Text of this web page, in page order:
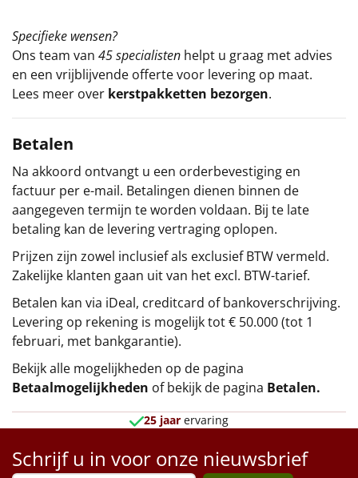
Specifieke wensen?
Ons team van 45 specialisten helpt u graag met advies
en een vrijblijvende offerte voor levering op maat.
Lees meer over kerstpakketten bezorgen.
Betalen
Na akkoord ontvangt u een orderbevestiging en
factuur per e-mail. Betalingen dienen binnen de
aangegeven termijn te worden voldaan. Bij te late
betaling kan de levering vertraging oplopen.
Prijzen zijn zowel inclusief als exclusief BTW vermeld.
Zakelijke klanten gaan uit van het excl. BTW-tarief.
Betalen kan via iDeal, creditcard of bankoverschrijving.
Levering op rekening is mogelijk tot € 50.000 (tot 1
februari, met bankgarantie).
Bekijk alle mogelijkheden op de pagina
Betaalmogelijkheden of bekijk de pagina Betalen.
25 jaar ervaring
Schrijf u in voor onze nieuwsbrief